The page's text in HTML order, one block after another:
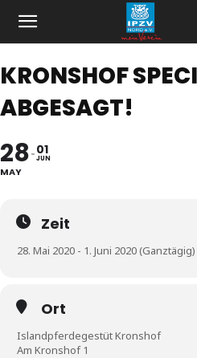
KRONSHOF
ABGESAGT!
28
MAY
01
JUN
Zeit
28. Mai 2020 - 1. Juni 2020 (Ganztägig)
Ort
Islandpferdegestüt Kronshof
Am Kronshof 1